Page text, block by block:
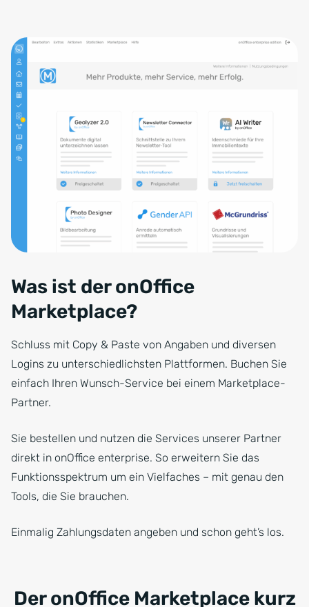
Was ist der onOffice
Marketplace?
Schluss mit Copy & Paste von Angaben und diversen
Logins zu unterschiedlichsten Plattformen. Buchen Sie
einfach Ihren Wunsch-Service bei einem Marketplace-
Partner.
Sie bestellen und nutzen die Services unserer Partner
direkt in onOffice enterprise. So erweitern Sie das
Funktionsspektrum um ein Vielfaches – mit genau den
Tools, die Sie brauchen.
Einmalig Zahlungsdaten angeben und schon geht’s los.
Der onOffice Marketplace kurz